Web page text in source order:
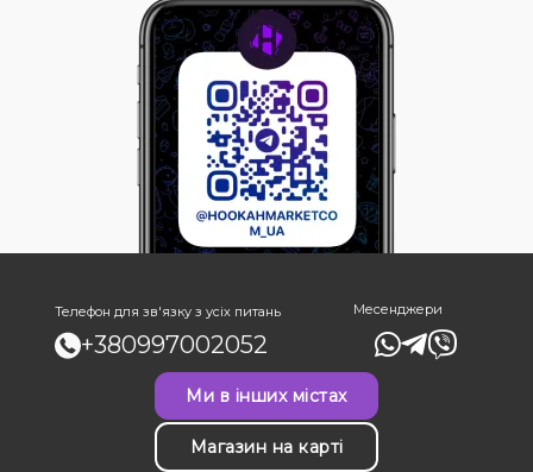
Телефон для зв'язку з усіх питань
+380997002052
Месенджери
Ми в інших містах
Магазин на карті